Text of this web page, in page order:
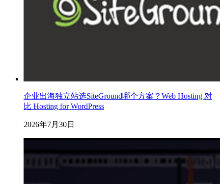
企业出海独立站选SiteGround哪个方案？Web Hosting 对
比 Hosting for WordPress
2026年7月30日